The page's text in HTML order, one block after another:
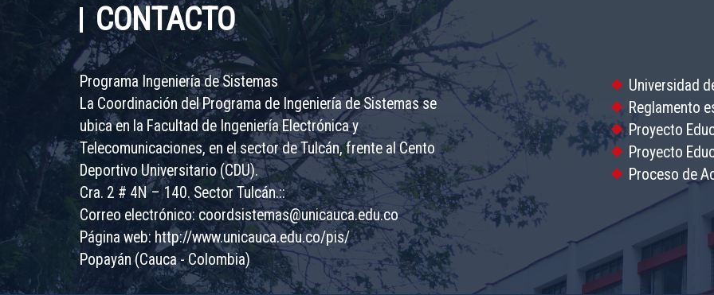
CONTACTO
Programa Ingeniería de Sistemas
La Coordinación del Programa de Ingeniería de Sistemas se
ubica en la Facultad de Ingeniería Electrónica y
Telecomunicaciones, en el sector de Tulcán, frente al Cento
Deportivo Universitario (CDU).
Cra. 2 # 4N – 140. Sector Tulcán.::
Correo electrónico:coordsistemas@unicauca.edu.co
Página web: http://www.unicauca.edu.co/pis/
Popayán (Cauca - Colombia)
Universidad
Reglamento
Proyecto
Proyecto
Proceso de